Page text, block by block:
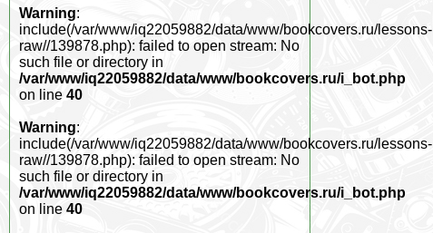
Warning:
include(/var/www/iq22059882/data/www/bookcovers.ru/lessons-
raw//139878.php): failed to open stream: No
such file or directory in
/var/www/iq22059882/data/www/bookcovers.ru/i_bot.php
on line 40
Warning:
include(/var/www/iq22059882/data/www/bookcovers.ru/lessons-
raw//139878.php): failed to open stream: No
such file or directory in
/var/www/iq22059882/data/www/bookcovers.ru/i_bot.php
on line 40